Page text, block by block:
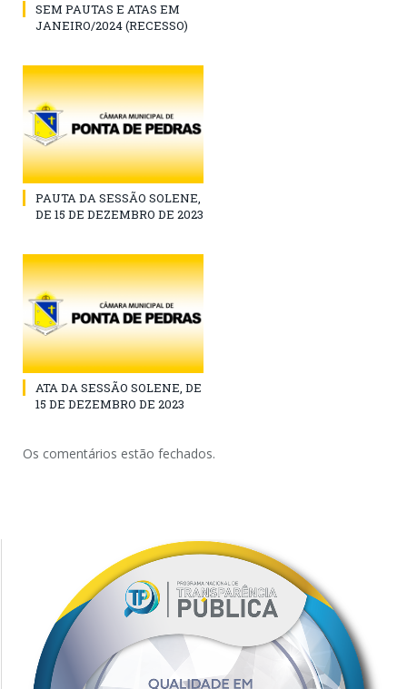
SEM PAUTAS E ATAS EM
JANEIRO/2024 (RECESSO)
PAUTA DA SESSÃO SOLENE,
DE 15 DE DEZEMBRO DE 2023
ATA DA SESSÃO SOLENE, DE
15 DE DEZEMBRO DE 2023
Os comentários estão fechados.